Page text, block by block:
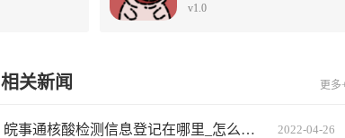
v1.0
相关新闻 更多
皖事通核酸检测信息登记在哪里_怎么弄?详细图文教程 2022-04-26